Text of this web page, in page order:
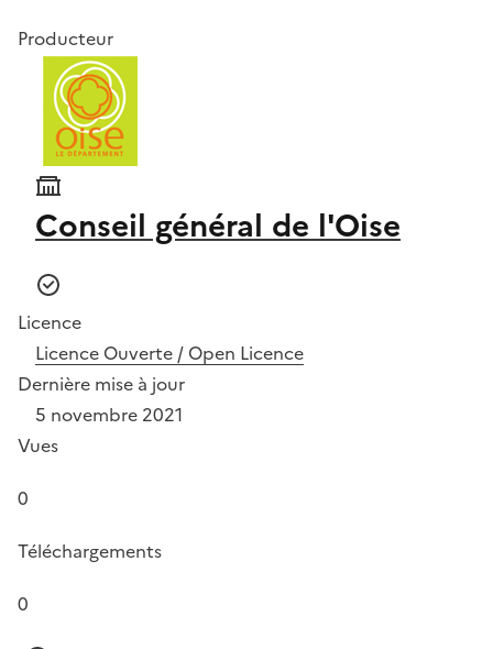
Producteur
Conseil général de l'Oise
Licence
Licence Ouverte / Open Licence
Dernière mise à jour
5 novembre 2021
Vues
0
Téléchargements
0